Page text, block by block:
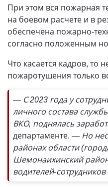
При этом вся пожарная
на боевом расчете и в
обеспечена пожарно-
согласно положенным
Что касается кадров, то
пожаротушения только
— С 2023 года у
личного состава
ВКО, поднялась
департаменте. — Но
районах облас­ти
Шемонаихинский
водителей-